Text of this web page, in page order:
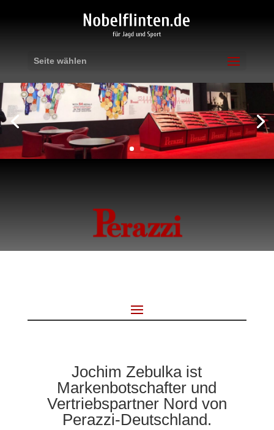
Seite wählen
Jochim Zebulka ist
Markenbotschafter und
Vertriebspartner Nord von
Perazzi-Deutschland.